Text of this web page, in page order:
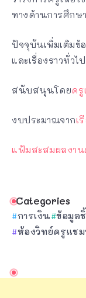
ทางด้านการศึกษา
ปัจจุบันเพิ่มเติม
และเรื่องราวทั่วไป
สนับสนุนโดยครู
งบประมาณจากเ
แฟ้มสะสมผลงา
Categories
การเงิน ข้อมูล
ห้องวิทย์ครูแช